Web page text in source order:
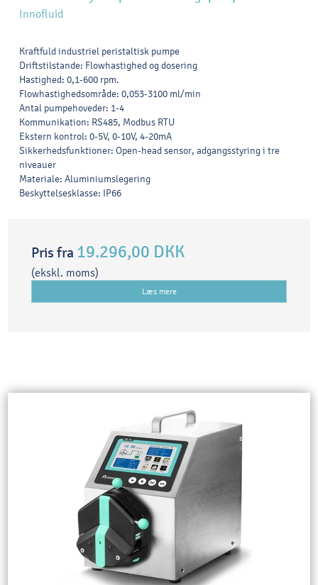
Innofluid
Kraftfuld industriel peristaltisk pumpe
Driftstilstande: Flowhastighed og dosering
Hastighed: 0,1-600 rpm.
Flowhastighedsområde: 0,053-3100 ml/min
Antal pumpehoveder: 1-4
Kommunikation: RS485, Modbus RTU
Ekstern kontrol: 0-5V, 0-10V, 4-20mA
Sikkerhedsfunktioner: Open-head sensor, adgangsstyring i tre
niveauer
Materiale: Aluminiumslegering
Beskyttelsesklasse: IP66
Pris fra 19.296,00 DKK
(ekskl. moms)
Læs mere